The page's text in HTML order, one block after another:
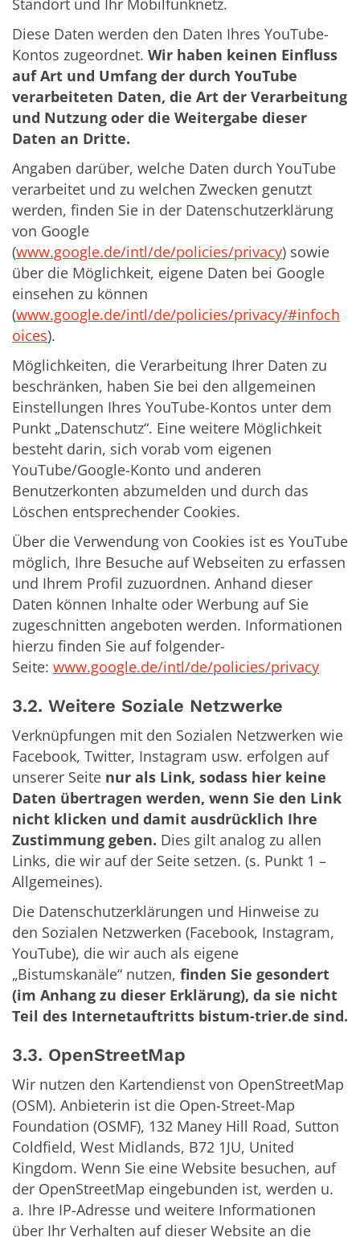
Standort und Ihr Mobilfunknetz.
Diese Daten werden den Daten Ihres YouTube-
Kontos zugeordnet. Wir haben keinen Einfluss
auf Art und Umfang der durch YouTube
verarbeiteten Daten, die Art der Verarbeitung
und Nutzung oder die Weitergabe dieser
Daten an Dritte.
Angaben darüber, welche Daten durch YouTube
verarbeitet und zu welchen Zwecken genutzt
werden, finden Sie in der Datenschutzerklärung
von Google
(www.google.de/intl/de/policies/privacy) sowie
über die Möglichkeit, eigene Daten bei Google
einsehen zu können
(www.google.de/intl/de/policies/privacy/#infoch
oices).
Möglichkeiten, die Verarbeitung Ihrer Daten zu
beschränken, haben Sie bei den allgemeinen
Einstellungen Ihres YouTube-Kontos unter dem
Punkt „Datenschutz“. Eine weitere Möglichkeit
besteht darin, sich vorab vom eigenen
YouTube/Google-Konto und anderen
Benutzerkonten abzumelden und durch das
Löschen entsprechender Cookies.
Über die Verwendung von Cookies ist es YouTube
möglich, Ihre Besuche auf Webseiten zu erfassen
und Ihrem Profil zuzuordnen. Anhand dieser
Daten können Inhalte oder Werbung auf Sie
zugeschnitten angeboten werden. Informationen
hierzu finden Sie auf folgender-
Seite: www.google.de/intl/de/policies/privacy
3.2. Weitere Soziale Netzwerke
Verknüpfungen mit den Sozialen Netzwerken wie
Facebook, Twitter, Instagram usw. erfolgen auf
unserer Seite nur als Link, sodass hier keine
Daten übertragen werden, wenn Sie den Link
nicht klicken und damit ausdrücklich Ihre
Zustimmung geben. Dies gilt analog zu allen
Links, die wir auf der Seite setzen. (s. Punkt 1 –
Allgemeines).
Die Datenschutzerklärungen und Hinweise zu
den Sozialen Netzwerken (Facebook, Instagram,
YouTube), die wir auch als eigene
„Bistumskanäle“ nutzen, finden Sie gesondert
(im Anhang zu dieser Erklärung), da sie nicht
Teil des Internetauftritts bistum-trier.de sind.
3.3. OpenStreetMap
Wir nutzen den Kartendienst von OpenStreetMap
(OSM). Anbieterin ist die Open-Street-Map
Foundation (OSMF), 132 Maney Hill Road, Sutton
Coldfield, West Midlands, B72 1JU, United
Kingdom. Wenn Sie eine Website besuchen, auf
der OpenStreetMap eingebunden ist, werden u.
a. Ihre IP-Adresse und weitere Informationen
über Ihr Verhalten auf dieser Website an die